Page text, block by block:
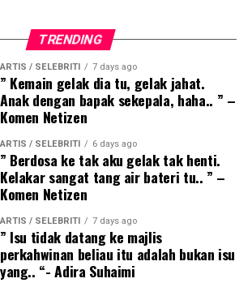
TRENDING
ARTIS / SELEBRITI 7 days ago
” Kemain gelak dia tu, gelak jahat.
Anak dengan bapak sekepala, haha.. ” –
Komen Netizen
ARTIS / SELEBRITI 6 days ago
” Berdosa ke tak aku gelak tak henti.
Kelakar sangat tang air bateri tu.. ” –
Komen Netizen
ARTIS / SELEBRITI 7 days ago
” Isu tidak datang ke majlis
perkahwinan beliau itu adalah bukan isu
yang.. “- Adira Suhaimi